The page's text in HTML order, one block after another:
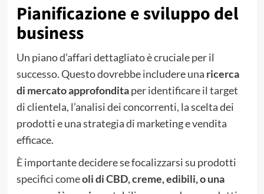
Pianificazione e sviluppo del
business
Un piano d’affari dettagliato è cruciale per il
successo. Questo dovrebbe includere una ricerca
di mercato approfonditaper identificare il target
di clientela, l’analisi dei concorrenti, la scelta dei
prodotti e una strategia di marketing e vendita
efficace.
È importante decidere se focalizzarsi su prodotti
specifici comeoli di CBD, creme, edibili, o una